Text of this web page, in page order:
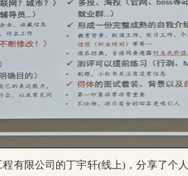
有限公司的丁宇轩(线上) ，分享了个